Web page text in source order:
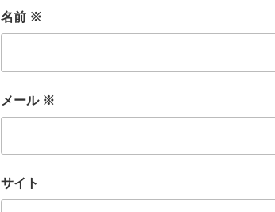
名前 ※
メール ※
サイト